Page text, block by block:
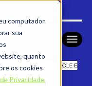
computador.
sua
quanto
os cookies
Privacidade.
PRODUÇÃO
CONTROLE E